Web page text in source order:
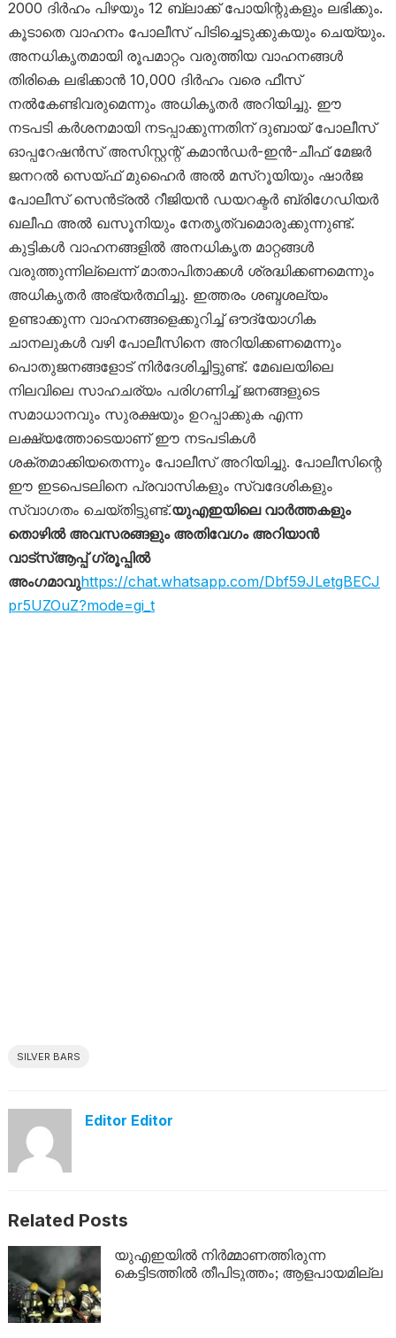
2000 ദിർഹം പിഴയും 12 ബ്ലാക്ക് പോയിന്റുകളും ലഭിക്കും.
കൂടാതെ വാഹനം പോലീസ് പിടിച്ചെടുക്കുകയും ചെയ്യും.
അനധികൃതമായി രൂപമാറ്റം വരുത്തിയ വാഹനങ്ങൾ
തിരികെ ലഭിക്കാൻ 10,000 ദിർഹം വരെ ഫീസ്
നൽകേണ്ടിവരുമെന്നും അധികൃതർ അറിയിച്ചു. ഈ
നടപടി കർശനമായി നടപ്പാക്കുന്നതിന് ദുബായ് പോലീസ്
ഓപ്പറേഷൻസ് അസിസ്റ്റന്റ് കമാൻഡർ-ഇൻ-ചീഫ് മേജർ
ജനറൽ സെയ്ഫ് മുഹൈർ അൽ മസ്‌റൂയിയും ഷാർജ
പോലീസ് സെൻട്രൽ റീജിയൻ ഡയറക്ടർ ബ്രിഗേഡിയർ
ഖലീഫ അൽ ഖസൂനിയും നേതൃത്വമൊരുക്കുന്നുണ്ട്.
കുട്ടികൾ വാഹനങ്ങളിൽ അനധികൃത മാറ്റങ്ങൾ
വരുത്തുന്നില്ലെന്ന് മാതാപിതാക്കൾ ശ്രദ്ധിക്കണമെന്നും
അധികൃതർ അഭ്യർത്ഥിച്ചു. ഇത്തരം ശബ്ദശല്യം
ഉണ്ടാക്കുന്ന വാഹനങ്ങളെക്കുറിച്ച് ഔദ്യോഗിക
ചാനലുകൾ വഴി പോലീസിനെ അറിയിക്കണമെന്നും
പൊതുജനങ്ങളോട് നിർദേശിച്ചിട്ടുണ്ട്. മേഖലയിലെ
നിലവിലെ സാഹചര്യം പരിഗണിച്ച് ജനങ്ങളുടെ
സമാധാനവും സുരക്ഷയും ഉറപ്പാക്കുക എന്ന
ലക്ഷ്യത്തോടെയാണ് ഈ നടപടികൾ
ശക്തമാക്കിയതെന്നും പോലീസ് അറിയിച്ചു. പോലീസിന്റെ
ഈ ഇടപെടലിനെ പ്രവാസികളും സ്വദേശികളും
സ്വാഗതം ചെയ്തിട്ടുണ്ട്.യുഎഇയിലെ വാർത്തകളും
തൊഴിൽ അവസരങ്ങളും അതിവേഗം അറിയാൻ
വാട്സ്ആപ്പ് ഗ്രൂപ്പിൽ
അംഗമാവുhttps://chat.whatsapp.com/Dbf59JLetgBECJ
pr5UZOuZ?mode=gi_t
SILVER BARS
Editor Editor
Related Posts
യുഎഇയിൽ നിർമ്മാണത്തിരുന്ന
കെട്ടിടത്തിൽ തീപിടുത്തം; ആളപായമില്ല